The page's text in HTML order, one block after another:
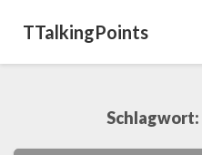
TTalkingPoints
Schlagwort: